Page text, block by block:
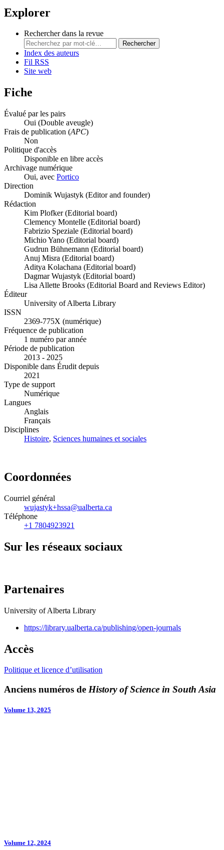
Explorer
Rechercher dans la revue
Rechercher
Index des auteurs
Fil RSS
Site web
Fiche
Évalué par les pairs
Oui (Double aveugle)
Frais de publication (APC)
Non
Politique d'accès
Disponible en libre accès
Archivage numérique
Oui, avec Portico
Direction
Dominik Wujastyk (Editor and founder)
Rédaction
Kim Plofker (Editorial board)
Clemency Montelle (Editorial board)
Fabrizio Speziale (Editorial board)
Michio Yano (Editorial board)
Gudrun Bühnemann (Editorial board)
Anuj Misra (Editorial board)
Aditya Kolachana (Editorial board)
Dagmar Wujastyk (Editorial board)
Lisa Allette Brooks (Editorial Board and Reviews Editor)
Éditeur
University of Alberta Library
ISSN
2369-775X (numérique)
Fréquence de publication
1 numéro par année
Période de publication
2013 - 2025
Disponible dans Érudit depuis
2021
Type de support
Numérique
Langues
Anglais
Français
Disciplines
Histoire, Sciences humaines et sociales
Coordonnées
Courriel général
wujastyk+hssa@ualberta.ca
Téléphone
+1 7804923921
Sur les réseaux sociaux
Partenaires
University of Alberta Library
https://library.ualberta.ca/publishing/open-journals
Accès
Politique et licence d’utilisation
Anciens numéros de History of Science in South Asia
Volume 13, 2025
Volume 12, 2024